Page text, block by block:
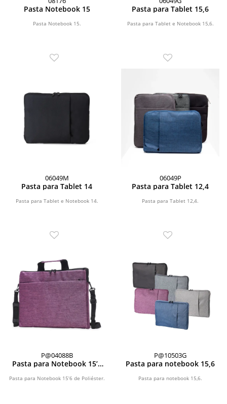
Pasta Notebook 15
Pasta Notebook 15.
Pasta para Tablet 15,6
Pasta para Tablet e Notebook 15,6.
06049M
Pasta para Tablet 14
Pasta para Tablet e Notebook 14.
06049P
Pasta para Tablet 12,4
Pasta para Tablet 12,4.
P@04088B
Pasta para Notebook 15’6
Pasta para Notebook 15’6 de Poliéster.
P@10503G
Pasta para notebook 15,6
Pasta para notebook 15,6.